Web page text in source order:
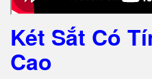
Két Sắt Có
Cao